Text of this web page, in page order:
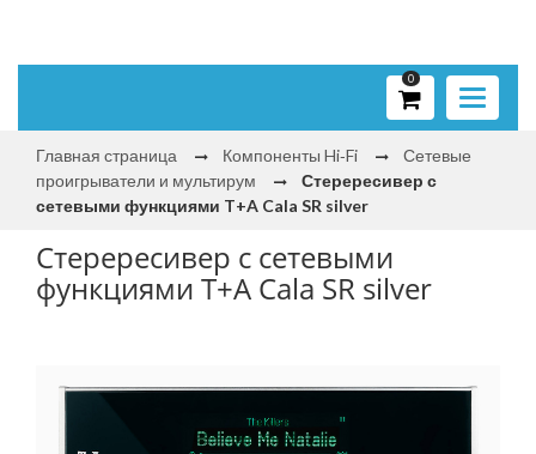
Toggle
0
Главная страница Компоненты Hi‑Fi
Сетевые
проигрыватели и мультирум
Стерересивер с
сетевыми функциями T+A Cala SR silver
Стерересивер с сетевыми
функциями T+A Cala SR silver